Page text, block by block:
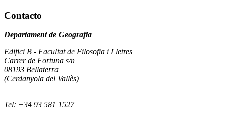
Contacto
Departament de Geografia
Edifici B - Facultat de Filosofia i Lletres
Carrer de Fortuna s/n
08193 Bellaterra
(Cerdanyola del Vallès)
Tel: +34 93 581 1527